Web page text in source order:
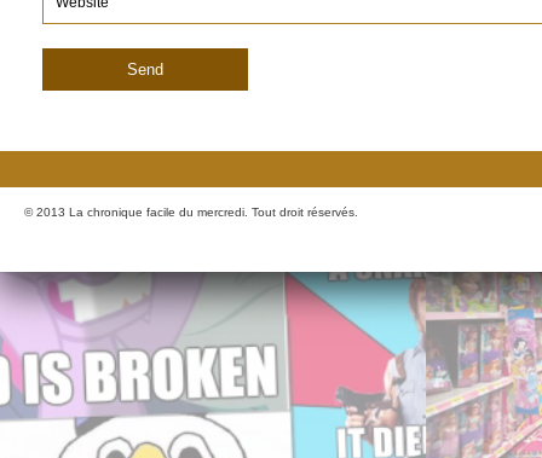
© 2013 La chronique facile du mercredi. Tout droit réservés.